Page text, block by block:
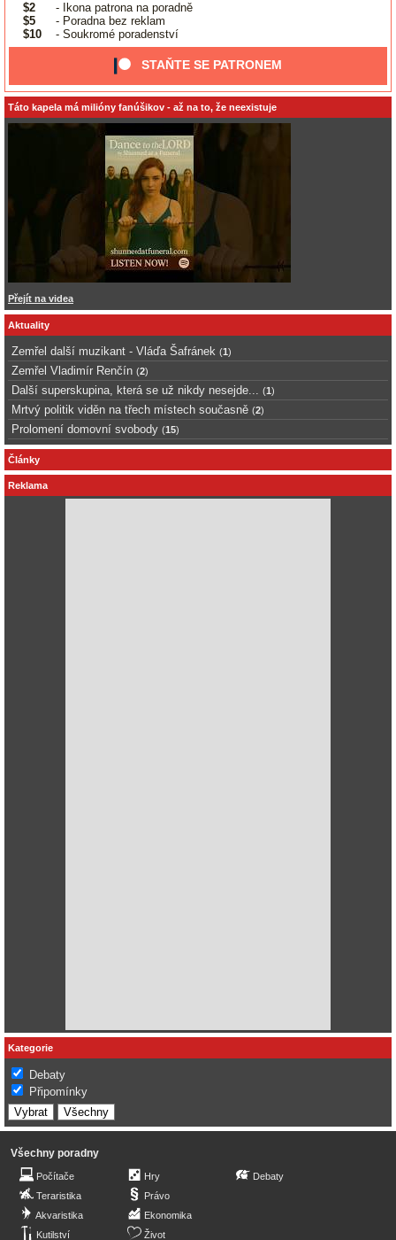
$2
- Ikona patrona na poradně
$5
- Poradna bez reklam
$10
- Soukromé poradenství
STAŇTE SE PATRONEM
Táto kapela má milióny fanúšikov - až na to, že neexistuje
Přejít na videa
Aktuality
Zemřel další muzikant - Vláďa Šafránek (1)
Zemřel Vladimír Renčín (2)
Další superskupina, která se už nikdy nesejde... (1)
Mrtvý politik viděn na třech místech současně (2)
Prolomení domovní svobody (15)
Články
Reklama
Kategorie
Debaty
Připomínky
Všechny poradny
Počítače
Teraristika
Akvaristika
Kutilství
Hry
Právo
Ekonomika
Život
Debaty